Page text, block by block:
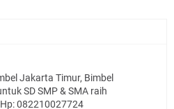
Jakarta Timur, Bimbel
SD SMP & SMA raih
082210027724